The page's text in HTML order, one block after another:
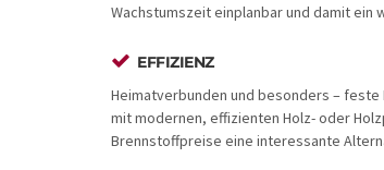
Wachstumszeit einplanbar und damit ein
EFFIZIENZ
Heimatverbunden und besonders –
mit modernen, effizienten Holz- oder
Brennstoffpreise eine interessante